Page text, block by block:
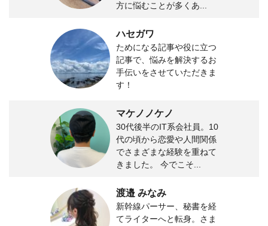
方に悩むことが多くあ...
ハセガワ
ためになる記事や役に立つ
記事で、悩みを解決するお
手伝いをさせていただきま
す！
マケノノケノ
30代後半のIT系会社員。10
代の頃から恋愛や人間関係
でさまざまな経験を重ねて
きました。 今でこそ...
渡邉 みなみ
新幹線パーサー、秘書を経
てライターへと転身。さま